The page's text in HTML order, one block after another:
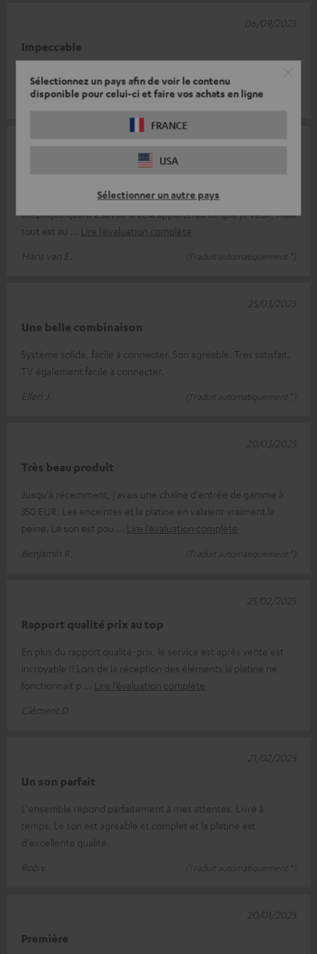
Sélectionnez un pays afin de voir le contenu
disponible pour celui-ci et faire vos achats en ligne
FRANCE
USA
Sélectionner un autre pays
Impeccable
Très satisfait, bon son !
Martin O.
(Traduit automatiquement *)
06/09/2025
Topper avec une belle sonorité
Je suis agréablement surpris par cet ensemble, j'étais un peu
sceptique quant à savoir si cela apporterait ce que je veux, mais
tout est au
Lire l’évaluation complète
Hans van E.
(Traduit automatiquement *)
Une belle combinaison
Système solide, facile à connecter. Son agréable. Très satisfait.
TV également facile à connecter.
Ellen J.
(Traduit automatiquement *)
25/03/2025
Très beau produit
Jusqu'à récemment, j'avais une chaîne d'entrée de gamme à
350 EUR. Les enceintes et la platine en valaient vraiment la
peine. Le son est pou
Lire l’évaluation complète
Benjamin R.
(Traduit automatiquement *)
20/03/2025
Rapport qualité prix au top
En plus du rapport qualité-prix, le service est après vente est
incroyable !! Lors de la réception des éléments la platine ne
fonctionnait p
Lire l’évaluation complète
Clément D.
25/02/2025
Un son parfait
L'ensemble répond parfaitement à mes attentes. Livré à
temps. Le son est agréable et complet et la platine est
d'excellente qualité.
Rob v.
(Traduit automatiquement *)
21/02/2025
Première
20/01/2025